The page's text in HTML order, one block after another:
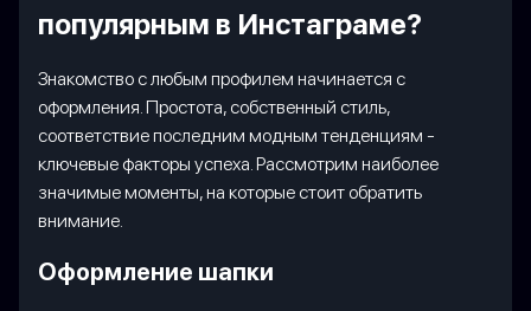
популярным в Инстаграме?
Знакомство с любым профилем начинается с
оформления. Простота, собственный стиль,
соответствие последним модным тенденциям -
ключевые факторы успеха. Рассмотрим наиболее
значимые моменты, на которые стоит обратить
внимание.
Оформление шапки